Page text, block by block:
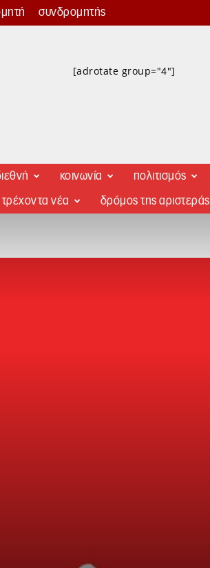
συνδρομητής
[adrotate group="4"]
κοινωνία πολιτισμός
τρέχοντα νέα δρόμος της αριστεράς